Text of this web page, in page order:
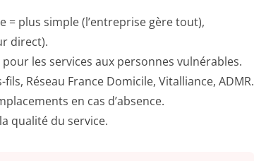
= plus simple (l’entreprise gère tout),
direct).
les services aux personnes vulnérables.
Réseau France Domicile, Vitalliance, ADMR.
en cas d’absence.
qualité du service.